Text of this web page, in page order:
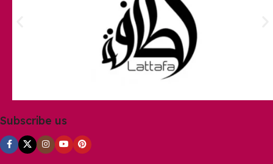
Subscribe us